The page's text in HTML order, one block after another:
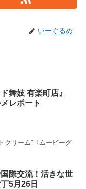
いーぐるめ
舞妓 有楽町店』
レポート
クリーム”〈ムービーグ
際交流！活きな世
5月26日